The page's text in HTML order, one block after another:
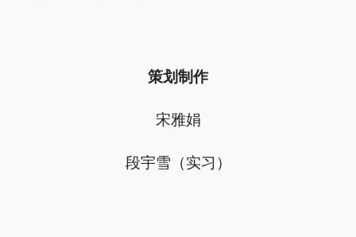
策划制作
宋雅娟
段宇雪（实习）